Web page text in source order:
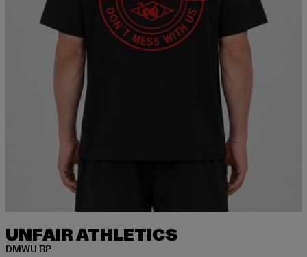
UNFAIR ATHLETICS
DMWU BP